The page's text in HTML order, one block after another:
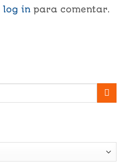
log in para comentar.